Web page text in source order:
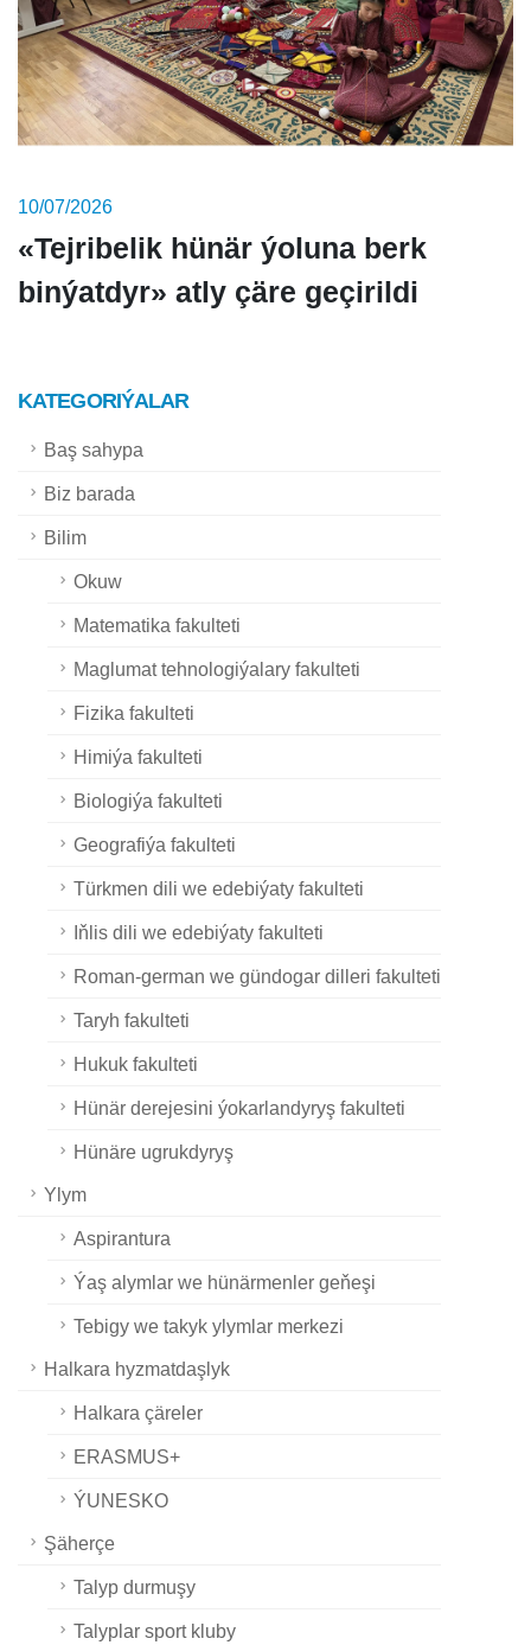
10/07/2026
«Tejribelik hünär ýoluna berk
binýatdyr» atly çäre geçirildi
KATEGORIÝALAR
Baş sahypa
Biz barada
Bilim
Okuw
Matematika fakulteti
Maglumat tehnologiýalary fakulteti
Fizika fakulteti
Himiýa fakulteti
Biologiýa fakulteti
Geografiýa fakulteti
Türkmen dili we edebiýaty fakulteti
Iňlis dili we edebiýaty fakulteti
Roman-german we gündogar dilleri fakulteti
Taryh fakulteti
Hukuk fakulteti
Hünär derejesini ýokarlandyryş fakulteti
Hünäre ugrukdyryş
Ylym
Aspirantura
Ýaş alymlar we hünärmenler geňeşi
Tebigy we takyk ylymlar merkezi
Halkara hyzmatdaşlyk
Halkara çäreler
ERASMUS+
ÝUNESKO
Şäherçe
Talyp durmuşy
Talyplar sport kluby